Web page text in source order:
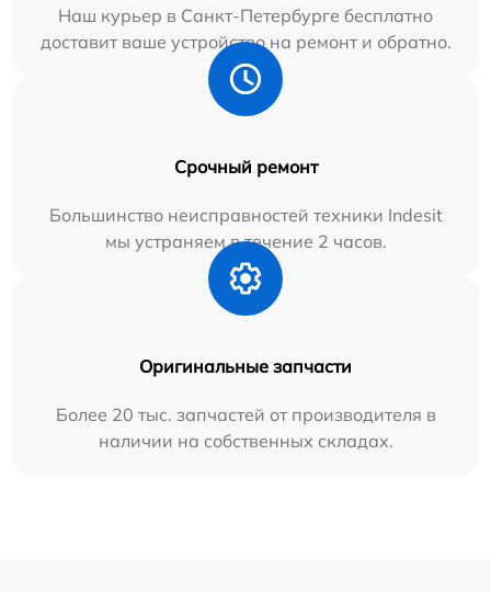
Наш курьер в Санкт-Петербурге бесплатно
доставит ваше устройство на ремонт и обратно.
Срочный ремонт
Большинство неисправностей техники Indesit
мы устраняем в течение 2 часов.
Оригинальные запчасти
Более 20 тыс. запчастей от производителя в
наличии на собственных складах.